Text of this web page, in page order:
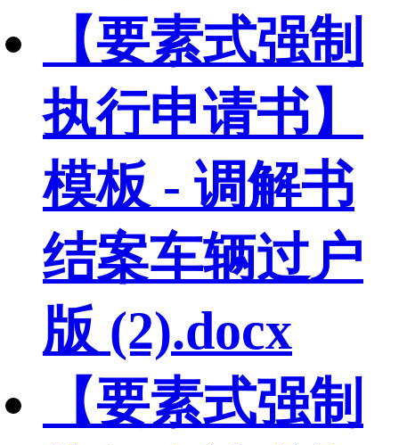
【要素式强制
执行申请书】
模板 - 调解书
结案车辆过户
版 (2).docx
【要素式强制